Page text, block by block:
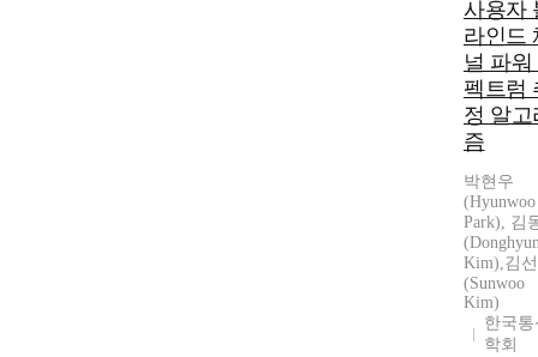
사용자
라인드
널 파워
펙트럼
정 알고
즘
박현우
(Hyunwoo
Park), 김
Kim),김
(Sunwoo
Kim)
한국통
학회